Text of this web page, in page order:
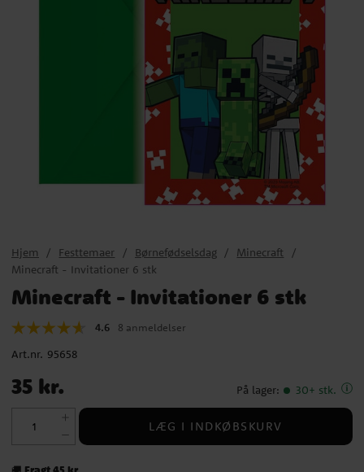
Hjem Festtemaer Børnefødselsdag
Minecraft
Minecraft - Invitationer 6 stk
Minecraft - Invitationer 6 stk
4.6 8 anmeldelser
Art.nr. 95658
Pris 35 kr.
35 kr. På lager: 30+ stk.
LÆG I INDKØBSKURV
🚚 Fragt 45 kr